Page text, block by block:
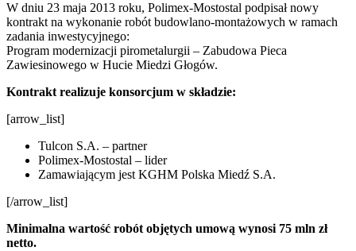
W dniu 23 maja 2013 roku, Polimex-Mostostal podpisał nowy
kontrakt na wykonanie robót budowlano-montażowych w ramach
zadania inwestycyjnego:
Program modernizacji pirometalurgii – Zabudowa Pieca
Zawiesinowego w Hucie Miedzi Głogów.
Kontrakt realizuje konsorcjum w składzie:
[arrow_list]
Tulcon S.A. – partner
Polimex-Mostostal – lider
Zamawiającym jest KGHM Polska Miedź S.A.
[/arrow_list]
Minimalna wartość robót objętych umową wynosi 75 mln zł
netto.